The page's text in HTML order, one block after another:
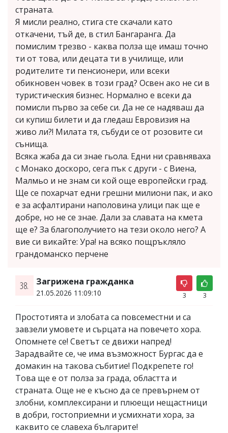
страната.
Я мисли реално, стига сте скачали като
откачени, тъй де, в стил Бангаранга. Да
помислим трезво - каква полза ще имаш точно
ти от това, или децата ти в училище, или
родителите ти пенсионери, или всеки
обикновен човек в този град? Освен ако не си в
туристическия бизнес. Нормално е всеки да
помисли първо за себе си. Да не се надяваш да
си купиш билети и да гледаш Евровизия на
живо ли?! Милата тя, събуди се от розовите си
сънища.
Всяка жаба да си знае гьола. Едни ни сравняваха
с Монако доскоро, сега пък с други - с Виена,
Малмьо и не знам си кой още европейски град.
Ще се похарчат едни грешни милиони пак, и ако
е за асфалтирани наполовина улици пак ще е
добре, но не се знае. Дали за славата на кмета
ще е? За благополучието на тези около него? А
вие си викайте: Ура! на всяко пощръкляло
грандоманско перчене
38. Загрижена гражданка
21.05.2026 11:09:10 3 3
Простотията и злобата са повсеместни и са
завзели умовете и сърцата на повечето хора.
Опомнете се! Светът се движи напред!
Зарадвайте се, че има възможност Бургас да е
домакин на такова събитие! Подкрепете го!
Това ще е от полза за града, областта и
страната. Още не е късно да се превърнем от
злобни, комплексирани и плюещи нещастници
в добри, гостоприемни и усмихнати хора, за
каквито се славеха българите!